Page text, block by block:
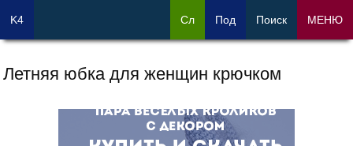
Летняя юбка для женщин крючком
K4 Сл Под Поиск МЕНЮ